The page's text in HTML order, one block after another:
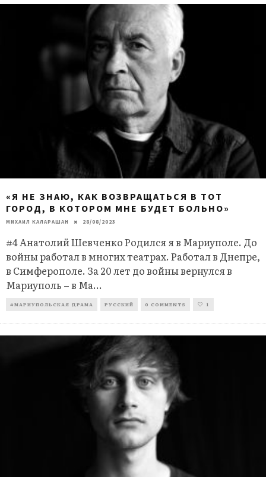
«Я НЕ ЗНАЮ, КАК ВОЗВРАЩАТЬСЯ В ТОТ
ГОРОД, В КОТОРОМ МНЕ БУДЕТ БОЛЬНО»
МИХАИЛ КАЛАРАШАН 28/08/2023
#4 Анатолий Шевченко Родился я в Мариуполе. До
войны работал в многих театрах. Работал в Днепре,
в Симферополе. За 20 лет до войны вернулся в
Мариуполь – в Ма...
#МАРИУПОЛЬСКАЯ ДРАМА РУССКИЙ 0 COMMENTS 1